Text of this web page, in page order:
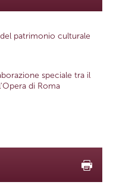
patrimonio culturale
speciale tra il
di Roma